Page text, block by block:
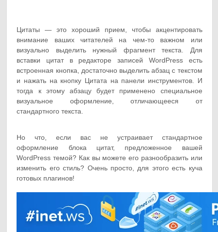
Цитаты — это хороший прием, чтобы акцентировать
внимание ваших читателей на чем-то важном или
визуально выделить нужный фрагмент текста. Для
вставки цитат в редакторе записей WordPress есть
встроенная кнопка, достаточно выделить абзац с текстом
и нажать на кнопку Цитата на панели инструментов. И
тогда к этому абзацу будет применено специальное
визуальное оформление, отличающееся от
стандартного текста.
Но что, если вас не устраивает стандартное
оформление блока цитат, предложенное вашей
WordPress темой? Как вы можете его разнообразить или
изменить его стиль? Очень просто, для этого есть куча
готовых плагинов!